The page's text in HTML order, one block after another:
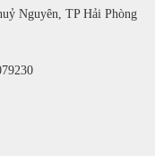
Nguyên, TP Hải Phòng